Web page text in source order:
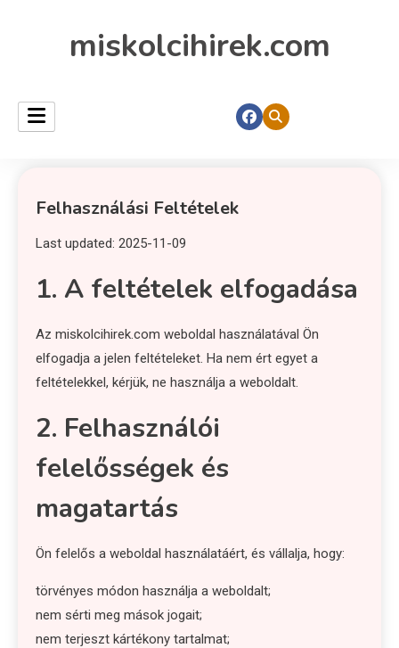
miskolcihirek.com
Felhasználási Feltételek
Last updated: 2025-11-09
1. A feltételek elfogadása
Az miskolcihirek.com weboldal használatával Ön
elfogadja a jelen feltételeket. Ha nem ért egyet a
feltételekkel, kérjük, ne használja a weboldalt.
2. Felhasználói
felelősségek és
magatartás
Ön felelős a weboldal használatáért, és vállalja, hogy:
törvényes módon használja a weboldalt;
nem sérti meg mások jogait;
nem terjeszt kártékony tartalmat;